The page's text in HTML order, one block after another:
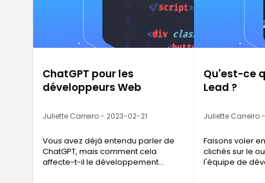
ChatGPT pour les
développeurs Web
Juliette Carreiro - 2023-02-21
Vous avez déjà entendu parler de
ChatGPT, mais comment cela
affecte-t-il le développement
Qu'est-ce
Lead ?
Juliette Carreiro
Faisons voler
clichés sur le
l'équipe de